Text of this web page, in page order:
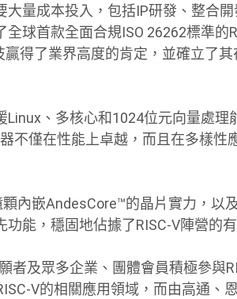
量成本投入，包括IP研發、整合
球首款全面合規ISO 26262標準的
得了業界高度的肯定，並確立了其
、多核心和1024位元向量處理
不僅在性能上卓越，而且在多樣性
內嵌AndesCore™的晶片實力，以
能，穩固地佔據了RISC-V陣營的
者及眾多企業、團體會員積極參與
V的相關應用領域，而由高通、